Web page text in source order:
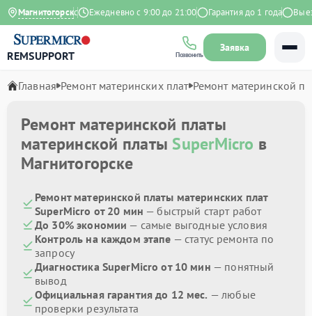
Магнитогорск
4.9 на Яндекс Ежедневно с 9:00 до 21:00 Гарантия до 1 года Выезд
REMSUPPORT Позвонить
Заявка
Главная Ремонт материнских плат Ремонт материнской
Ремонт материнской платы
материнской платы SuperMicro в
Магнитогорске
Ремонт материнской платы материнских плат
SuperMicro от 20 мин — быстрый старт работ
До 30% экономии — самые выгодные условия
Контроль на каждом этапе — статус ремонта по
запросу
Диагностика SuperMicro от 10 мин — понятный
вывод
Официальная гарантия до 12 мес. — любые
проверки результата